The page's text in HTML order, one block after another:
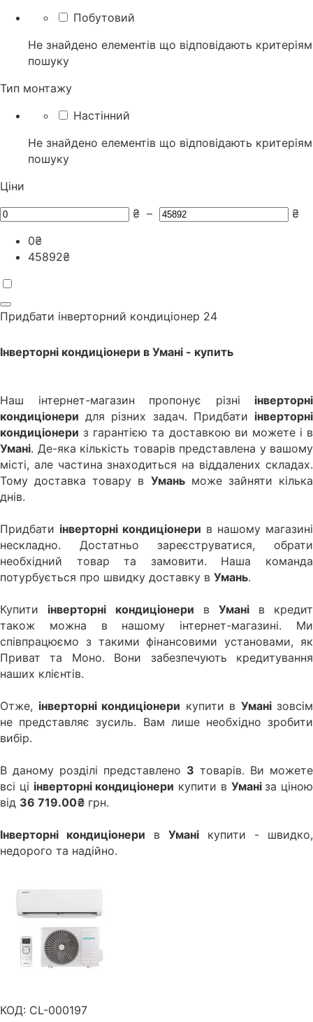
Побутовий
Не знайдено елементів що відповідають критеріям
пошуку
Тип монтажу
Настінний
Не знайдено елементів що відповідають критеріям
пошуку
Ціни
₴ –
₴
0₴
45892₴
Придбати інверторний кондиціонер 24
Інверторні кондиціонери в Умані - купить
Наш інтернет-магазин пропонує різні інверторні
кондиціонери для різних задач. Придбати інверторні
кондиціонери з гарантією та доставкою ви можете і в
Умані. Де-яка кількість товарів представлена у вашому
місті, але частина знаходиться на віддалених складах.
Тому доставка товару в Уманьможе зайняти кілька
днів.
Придбати інверторні кондиціонери в нашому магазині
нескладно. Достатньо зареєструватися, обрати
необхідний товар та замовити. Наша команда
потурбується про швидку доставку в Умань.
Купити інверторні кондиціонери вУмані в кредит
також можна в нашому інтернет-магазині. Ми
співпрацюємо з такими фінансовими установами, як
Приват та Моно. Вони забезпечують кредитування
наших клієнтів.
Отже, інверторні кондиціонери купити в Уманізовсім
не представляє зусиль. Вам лише необхідно зробити
вибір.
В даному розділі представлено 3 товарів. Ви можете
всі ці інверторні кондиціонери купити в Уманіза ціною
від 36 719.00₴ грн.
Інверторні кондиціонери в Умані купити - швидко,
недорого та надійно.
КОД: CL-000197